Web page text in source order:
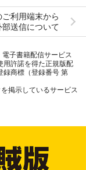
利用端末から
送信について
子書籍配信サービス
用許諾を得た正規版配
録商標（登録番号 第
掲示しているサービス